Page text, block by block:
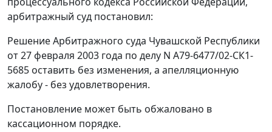
арбитражный суд постановил:
РешениеАрбитражного суда Чувашской Республики
от 27 февраля 2003 года по делу N А79-6477/02-СК1-
5685 оставить без изменения, а апелляционную
жалобу - без удовлетворения.
Постановление может быть обжаловано в
кассационном порядке.